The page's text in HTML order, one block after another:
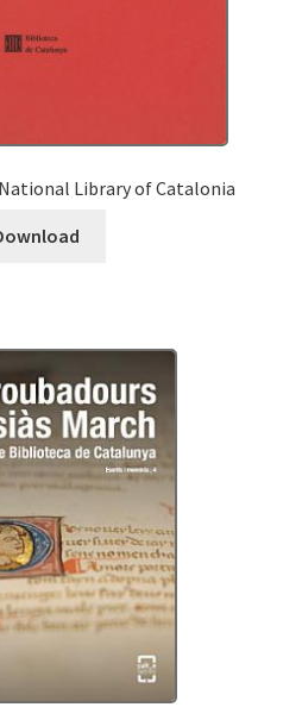
Library of Catalonia